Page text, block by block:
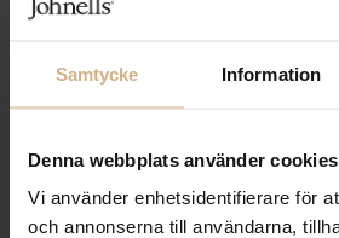
Samtycke Information
Denna webbplats använder cookies
Vi använder enhetsidentifierare för
och annonserna till användarna,
BOSS BLACK
1 199 SEK
1 000